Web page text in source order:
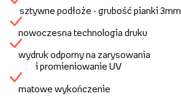
sztywne podłoże - grubość pianki 3mm
nowoczesna technologia druku
wydruk odporny na zarysowania
i promieniowanie UV
matowe wykończenie